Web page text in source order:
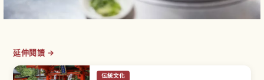
延伸閱讀 →
伝統文化